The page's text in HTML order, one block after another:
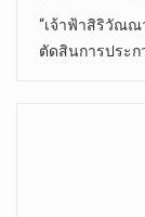
“เจ้าฟ้าสิริวัณณ
ตัดสินการประ